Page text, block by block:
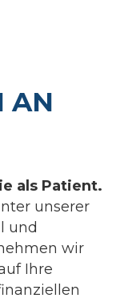
AN
als Patient.
unserer
und
wir
Ihre